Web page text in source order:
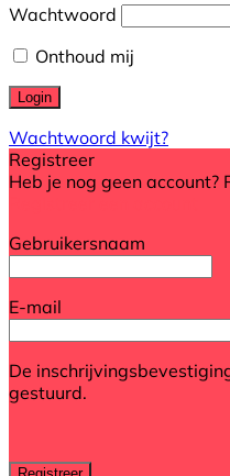
Wachtwoord
Onthoud mij
Wachtwoord kwijt?
Registreer
Heb je nog geen account?
Gebruikersnaam
E-mail
De
gestuurd.